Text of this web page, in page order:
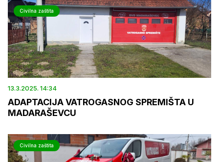
Civilna zaštita
13.3.2025. 14:34
ADAPTACIJA VATROGASNOG SPREMIŠTA U
MADARAŠEVCU
Civilna zaštita